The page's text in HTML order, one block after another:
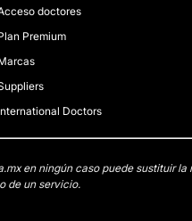
doctores
Premium
Doctors
en ningún caso puede sustituir
de un servicio.